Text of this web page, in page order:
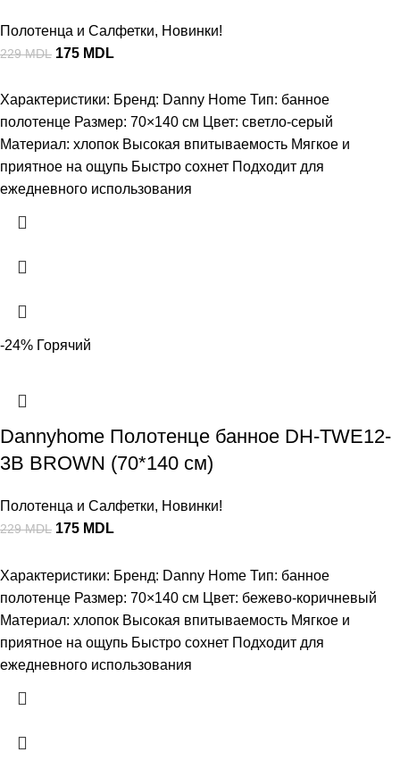
Полотенца и Салфетки, Новинки!
229MDL 175 MDL
Характеристики: Бренд: Danny Home Тип: банное
полотенце Размер: 70×140 см Цвет: светло-серый
Материал: хлопок Высокая впитываемость Мягкое и
приятное на ощупь Быстро сохнет Подходит для
ежедневного использования
-24% Горячий
Dannyhome Полотенце банное DH-TWE12-
3B BROWN (70*140 см)
Полотенца и Салфетки, Новинки!
229MDL 175 MDL
Характеристики: Бренд: Danny Home Тип: банное
полотенце Размер: 70×140 см Цвет: бежево-коричневый
Материал: хлопок Высокая впитываемость Мягкое и
приятное на ощупь Быстро сохнет Подходит для
ежедневного использования